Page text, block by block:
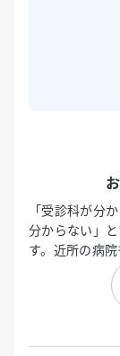
「受診科が分
分からない」
す。近所の病